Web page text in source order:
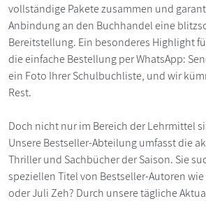
vollständige Pakete zusammen und
Anbindung an den Buchhandel eine
Bereitstellung. Ein besonderes Highlight
die einfache Bestellung per WhatsApp:
ein Foto Ihrer Schulbuchliste, und wir
Rest.
Doch nicht nur im Bereich der Lehrmittel
Unsere Bestseller-Abteilung umfasst die
Thriller und Sachbücher der Saison. Sie
speziellen Titel von Bestseller-Autoren
oder Juli Zeh? Durch unsere tägliche